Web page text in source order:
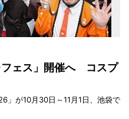
フェス」開催へ コスプ
」が10月30日～11月1日、池袋で